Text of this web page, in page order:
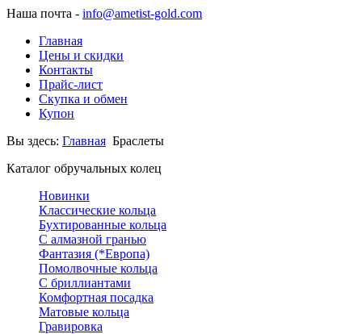
Наша почта - info@ametist-gold.com
Главная
Цены и скидки
Контакты
Прайс-лист
Скупка и обмен
Купон
Вы здесь: Главная Браслеты
Каталог обручальных колец
Новинки
Классические кольца
Бухтированные кольца
С алмазной гранью
Фантазия (*Европа)
Помолвочные кольца
С бриллиантами
Комфортная посадка
Матовые кольца
Гравировка